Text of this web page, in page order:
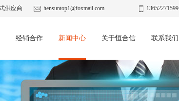
供应商 hensuntop1@foxmail.com 13652271599
经销合作 新闻中心 关于恒合信 联系我们